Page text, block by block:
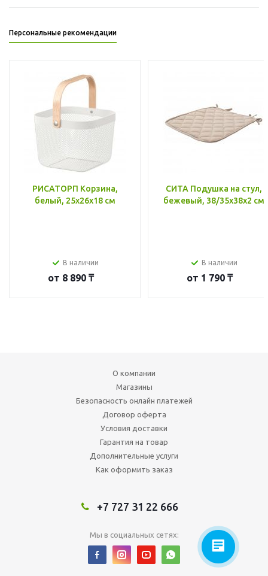
Персональные рекомендации
РИСАТОРП Корзина,
белый, 25x26x18 см
В наличии
от 8 890 ₸
СИТА Подушка на стул,
бежевый, 38/35x38x2 см
В наличии
от 1 790 ₸
О компании
Магазины
Безопасность онлайн платежей
Договор оферта
Условия доставки
Гарантия на товар
Дополнительные услуги
Как оформить заказ
+7 727 31 22 666
Мы в социальных сетях: